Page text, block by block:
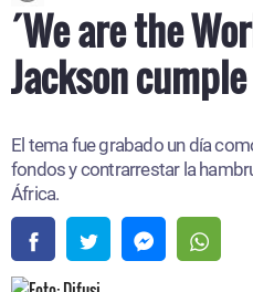
´We are the
Jackson
El tema fue grabado un día
fondos y contrarrestar la
África.